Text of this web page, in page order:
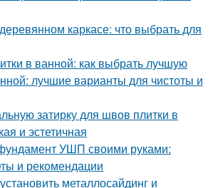
каркасе: что выбрать для
в ванной: как выбрать лучшую
лучшие варианты для чистоты и
затирку для швов плитки в
и эстетичная
УШП своими руками:
и рекомендации
металлосайдинг и